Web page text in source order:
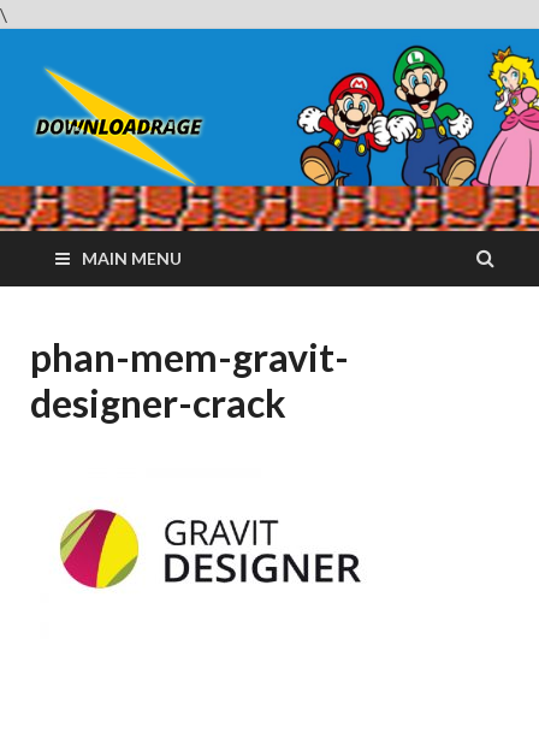
\
Website tải phần mềm nhanh và miễn phí
MAIN MENU
phan-mem-gravit-
designer-crack